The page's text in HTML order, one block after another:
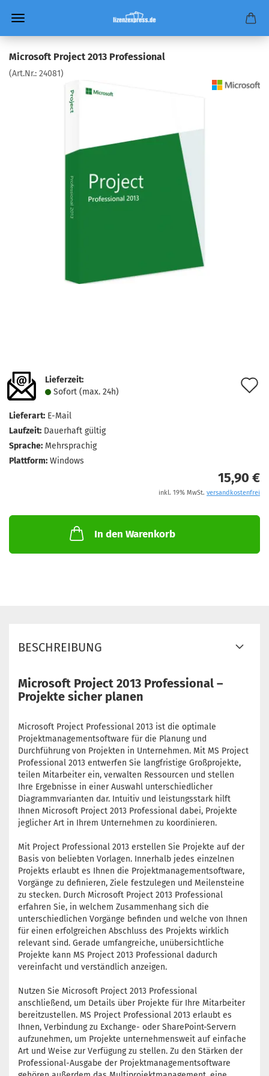
Microsoft Project 2013 Professional
(Art.Nr.: 24081)
Lieferzeit:
Sofort (max. 24h)
Lieferart: E-Mail
Laufzeit: Dauerhaft gültig
Sprache: Mehrsprachig
Plattform: Windows
15,90 €
inkl. 19% MwSt. versandkostenfrei
In den Warenkorb
BESCHREIBUNG
Microsoft Project 2013 Professional –
Projekte sicher planen
Microsoft Project Professional 2013 ist die optimale
Projektmanagementsoftware für die Planung und
Durchführung von Projekten in Unternehmen. Mit MS Project
Professional 2013 entwerfen Sie langfristige Großprojekte,
teilen Mitarbeiter ein, verwalten Ressourcen und stellen
Ihre Ergebnisse in einer Auswahl unterschiedlicher
Diagrammvarianten dar. Intuitiv und leistungsstark hilft
Ihnen Microsoft Project 2013 Professional dabei, Projekte
jeglicher Art in Ihrem Unternehmen zu koordinieren.
Mit Project Professional 2013 erstellen Sie Projekte auf der
Basis von beliebten Vorlagen. Innerhalb jedes einzelnen
Projekts erlaubt es Ihnen die Projektmanagementsoftware,
Vorgänge zu definieren, Ziele festzulegen und Meilensteine
zu stecken. Durch Microsoft Project 2013 Professional
erfahren Sie, in welchem Zusammenhang sich die
unterschiedlichen Vorgänge befinden und welche von Ihnen
für einen erfolgreichen Abschluss des Projekts wirklich
relevant sind. Gerade umfangreiche, unübersichtliche
Projekte kann MS Project 2013 Professional dadurch
vereinfacht und verständlich anzeigen.
Nutzen Sie Microsoft Project 2013 Professional
anschließend, um Details über Projekte für Ihre Mitarbeiter
bereitzustellen. MS Project Professional 2013 erlaubt es
Ihnen, Verbindung zu Exchange- oder SharePoint-Servern
aufzunehmen, um Projekte unternehmensweit auf einfache
Art und Weise zur Verfügung zu stellen. Zu den Stärken der
Professional-Ausgabe der Projektmanagementsoftware